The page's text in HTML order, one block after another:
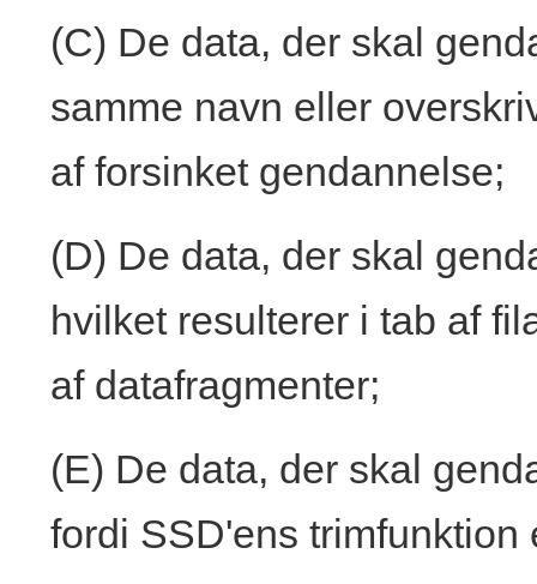
(C) De data, der skal
samme navn eller
af forsinket gendannelse;
(D) De data, der skal
hvilket resulterer i tab af
af datafragmenter;
(E) De data, der skal
fordi SSD'ens trimfunktion